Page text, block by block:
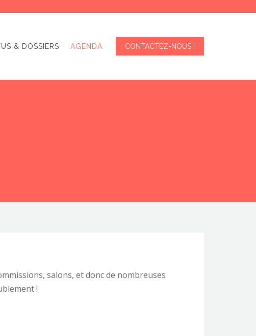
& DOSSIERS AGENDA CONTACTEZ-NOUS !
salons, et donc de nombreuses
!